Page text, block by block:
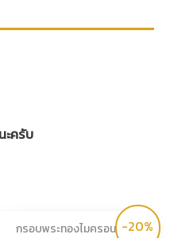
ะครับ
-20%
กรอบพระทองไมครอน